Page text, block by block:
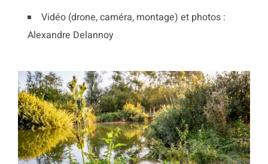
Vidéo (drone, caméra, montage) et photos :
Alexandre Delannoy